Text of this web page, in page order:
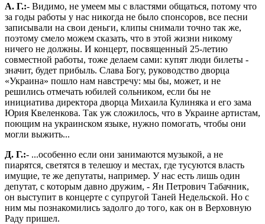
А. Г.:- Видимо, не умеем мы с властями общаться, потому что
за годы работы у нас никогда не было спонсоров, все песни
записывали на свои деньги, клипы снимали точно так же,
поэтому смело можем сказать, что в этой жизни никому
ничего не должны. И концерт, посвященный 25-летию
совместной работы, тоже делаем сами: купят люди билеты -
значит, будет прибыль. Слава Богу, руководство дворца
«Украина» пошло нам навстречу: мы бы, может, и не
решились отмечать юбилей сольником, если бы не
инициатива директора дворца Михаила Кулиняка и его зама
Юрия Квеленкова. Так уж сложилось, что в Украине артистам,
поющим на украинском языке, нужно помогать, чтобы они
могли выжить...
Д. Г.:- ...особенно если они занимаются музыкой, а не
пиарятся, светятся в телешоу и местах, где тусуются власть
имущие, те же депутаты, например. У нас есть лишь один
депутат, с которым давно дружим, - Ян Петрович Табачник,
он выступит в концерте с супругой Таней Недельской. Но с
ним мы познакомились задолго до того, как он в Верховную
Раду пришел.